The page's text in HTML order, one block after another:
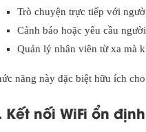
Trò chuyện trực tiếp với
Cảnh báo hoặc yêu cầu
Quản lý nhân viên từ xa mà
năng này đặc biệt hữu ích
Kết nối WiFi ổn